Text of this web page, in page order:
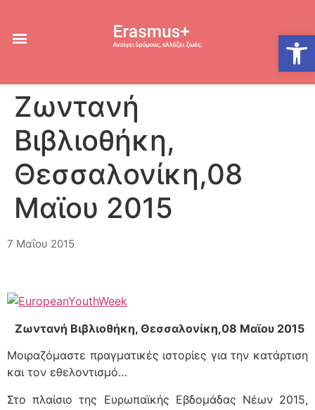
Ζωντανή
Βιβλιοθήκη,
Θεσσαλονίκη,08
Μαϊου 2015
7 Μαΐου 2015
Ζωντανή Βιβλιοθήκη, Θεσσαλονίκη,08 Μαϊου 2015
Μοιραζόμαστε πραγματικές ιστορίες για την κατάρτιση
και τον εθελοντισμό…
Στο πλαίσιο της Ευρωπαϊκής Εβδομάδας Νέων 2015,